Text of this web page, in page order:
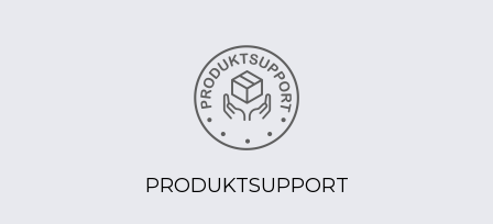
PRODUKTSUPPORT